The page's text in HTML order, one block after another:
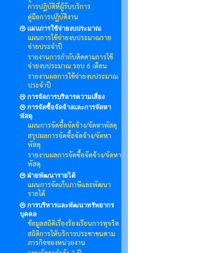
การปฏิบัติที่ผู้รับบริการ
คู่มือการปฏิบัติงาน
แผนการใช้จ่ายงบประมาณ
แผนการใช้จ่ายงบประมาณราย
จ่ายประจำปี
รายงานการกำกับติดตามการใช้
จ่ายงบประมาณ รอบ 6 เดือน
รายงานผลการใช้จ่ายงบประมาณ
ประจำปี
การจัดการบริหารความเสี่ยง
การจัดซื้อจัดจ้างและการจัดหา
พัสดุ
แผนการจัดซื้อจัดจ้าง/จัดหาพัสดุ
สรุปผลการจัดซื้อจัดจ้าง/จัดหา
พัสดุ
รายงานผลการจัดซื้อจัดจ้าง/จัดหา
พัสดุ
ฝ่ายพัฒนารายได้
แผนการจัดเก็บภาษีและพัฒนา
รายได้
การบริหารและพัฒนาทรัพยากร
บุคคล
ข้อมูลสถิติเรื่องร้องเรียนการทุจริต
สถิติการให้บริการประชาชนตาม
ภารกิจของหน่วยงาน